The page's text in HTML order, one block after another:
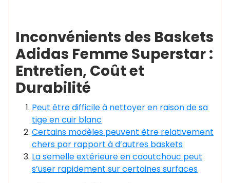
Inconvénients des Baskets
Adidas Femme Superstar :
Entretien, Coût et
Durabilité
Peut être difficile à nettoyer en raison de sa
tige en cuir blanc
Certains modèles peuvent être relativement
chers par rapport à d’autres baskets
La semelle extérieure en caoutchouc peut
s’user rapidement sur certaines surfaces